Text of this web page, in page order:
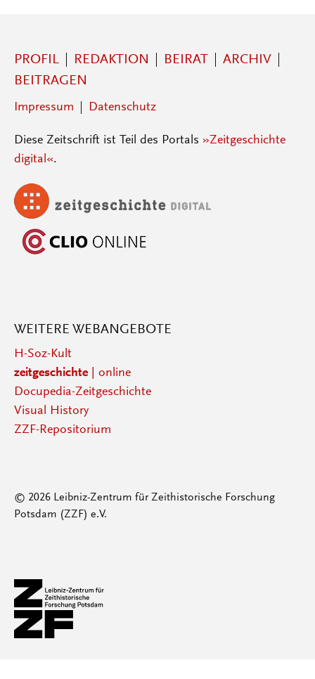
PROFIL REDAKTION BEIRAT
ARCHIV
BEITRAGEN
Impressum Datenschutz
Diese Zeitschrift ist Teil des Portals »Zeitgeschichte
digital«.
WEITERE WEBANGEBOTE
H-Soz-Kult
zeitgeschichte| online
Docupedia-Zeitgeschichte
Visual History
ZZF-Repositorium
© 2026 Leibniz-Zentrum für Zeithistorische Forschung
Potsdam (ZZF) e.V.